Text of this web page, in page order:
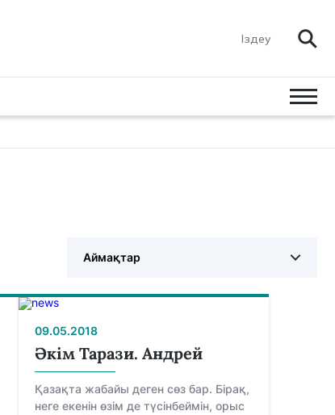
Аймақтар
09.05.2018
Әкім Тарази. Андрей
Қазақта жабайы деген сөз бар. Бірақ,
неге екенін өзім де түсінбеймін, орыс